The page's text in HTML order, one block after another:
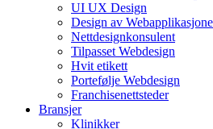
UI UX Design
Design av
Nettdesignkonsulent
Tilpasset Webdesign
Hvit etikett
Portefølje Webdesign
Franchisenettsteder
Bransjer
Klinikker